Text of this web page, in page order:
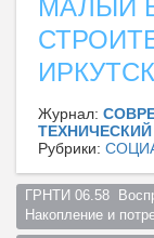
МАЛЫЙ
Журнал:
Рубрики:
ГРНТИ 06.58
Накопление и